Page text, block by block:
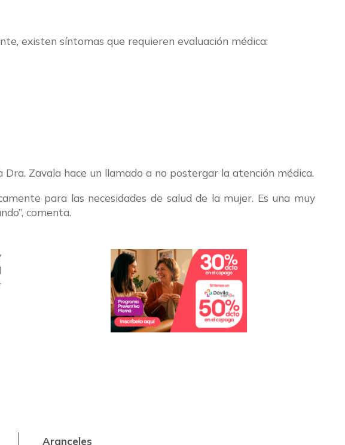
existen síntomas que requieren evaluación médica:
Zavala hace un llamado a no postergar la atención médica.
para las necesidades de salud de la mujer. Es una muy
comenta.
Aranceles